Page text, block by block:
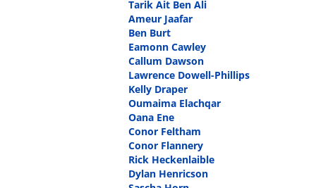
Tarik Ait Ben Ali
Ameur Jaafar
Ben Burt
Eamonn Cawley
Callum Dawson
Lawrence Dowell-Phillips
Kelly Draper
Oumaima Elachqar
Oana Ene
Conor Feltham
Conor Flannery
Rick Heckenlaible
Dylan Henricson